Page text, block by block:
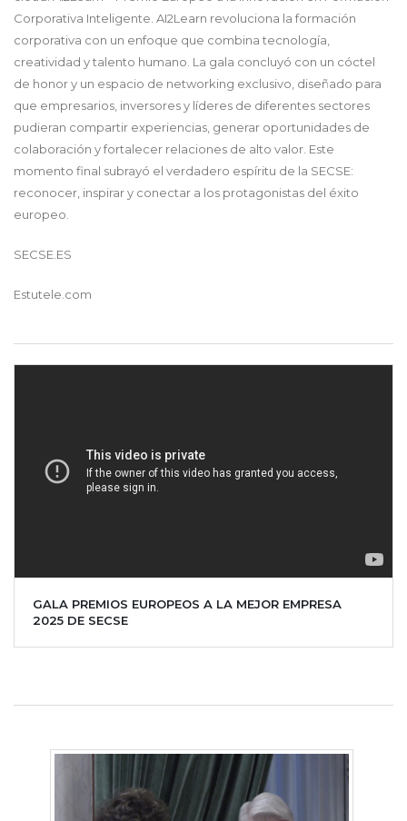
Corporativa Inteligente. AI2Learn revoluciona la formación
corporativa con un enfoque que combina tecnología,
creatividad y talento humano. La gala concluyó con un cóctel
de honor y un espacio de networking exclusivo, diseñado para
que empresarios, inversores y líderes de diferentes sectores
pudieran compartir experiencias, generar oportunidades de
colaboración y fortalecer relaciones de alto valor. Este
momento final subrayó el verdadero espíritu de la SECSE:
reconocer, inspirar y conectar a los protagonistas del éxito
europeo.
SECSE.ES
Estutele.com
GALA PREMIOS EUROPEOS A LA MEJOR EMPRESA
2025 DE SECSE